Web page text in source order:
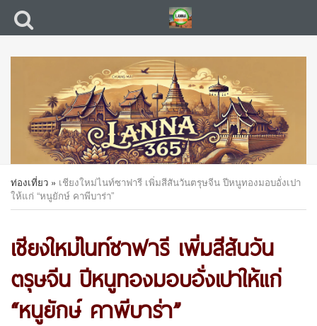
ท่องเที่ยว » เชียงใหม่ไนท์ซาฟารี เพิ่มสีสันวันตรุษจีน ปีหนูทองมอบอั่งเปา
ให้แก่ “หนูยักษ์ คาพีบาร่า”
เชียงใหม่ไนท์ซาฟารี เพิ่มสีสันวัน
ตรุษจีน ปีหนูทองมอบอั่งเปาให้แก่
“หนูยักษ์ คาพีบาร่า”